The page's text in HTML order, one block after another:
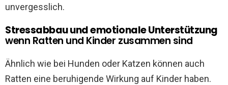
unvergesslich.
Stressabbau und emotionale Unterstützung
wenn Ratten und Kinder zusammen sind
Ähnlich wie bei Hunden oder Katzen können auch
Ratten eine beruhigende Wirkung auf Kinder haben.